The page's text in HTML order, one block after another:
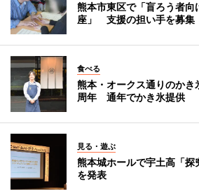
熊本市東区で「盲ろう者向
座」 支援の担い手を募集
食べる
熊本・オークス通りのか
周年 通年でかき氷提供
見る・遊ぶ
熊本城ホールで宇土高「
を発表